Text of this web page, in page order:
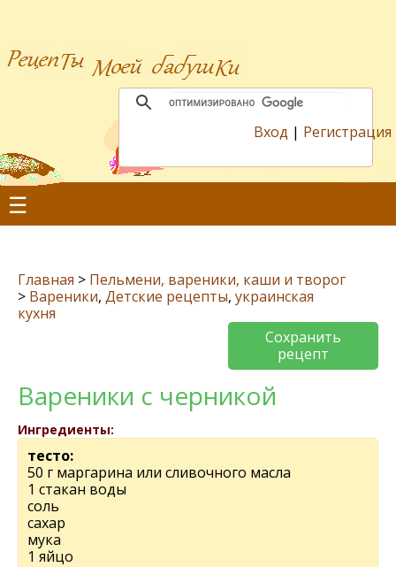
Вход | Регистрация
☰
Главная > Пельмени, вареники, каши и творог
> Вареники, Детские рецепты, украинская
кухня
Сохранить
рецепт
Вареники с черникой
Ингредиенты:
тесто:
50 г маргарина или сливочного масла
1 стакан воды
соль
сахар
мука
1 яйцо